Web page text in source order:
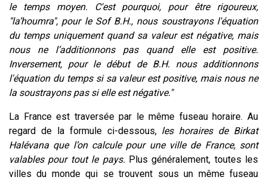
le temps moyen. C'est pourquoi, pour être rigoureux,
"la’houmra", pour le Sof B.H., nous soustrayons l'équation
du temps uniquement quand sa valeur est négative, mais
nous ne l’additionnons pas quand elle est positive.
Inversement, pour le début de B.H. nous additionnons
l'équation du temps si sa valeur est positive, mais nous ne
la soustrayons pas si elle est négative."
La France est traversée par le même fuseau horaire. Au
regard de la formule ci-dessous, les horaires de Birkat
Halévana que l’on calcule pour une ville de France, sont
valables pour tout le pays. Plus généralement, toutes les
villes du monde qui se trouvent sous un même fuseau